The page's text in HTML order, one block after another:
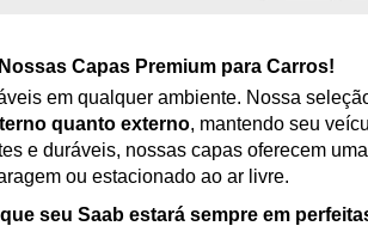
Capas Premium para Carros!
em qualquer ambiente. Nossa
quanto externo, mantendo seu
e duráveis, nossas capas oferecem
ou estacionado ao ar livre.
seu Saab estará sempre em